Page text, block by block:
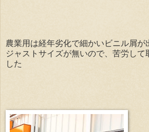
農業用は経年劣化で細かいビニル屑が
ジャストサイズが無いので、苦労して
した